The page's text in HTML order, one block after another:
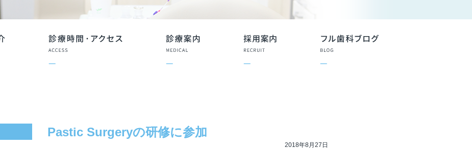
Pastic Surgeryの研修に参加
2018年8月27日